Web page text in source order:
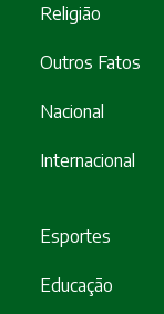
Religião
Outros Fatos
Nacional
Internacional
Esportes
Educação